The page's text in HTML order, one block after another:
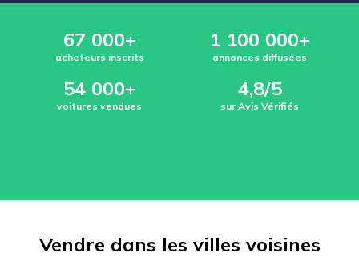
67 000+
acheteurs inscrits
1 100 000+
annonces diffusées
54 000+
voitures vendues
4,8/5
sur Avis Vérifiés
Vendre dans les villes voisines